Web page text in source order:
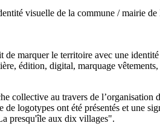
visuelle de la commune / mairie
de marquer le territoire avec une
édition, digital, marquage
collective au travers de
logotypes ont été présentés et une
presqu'île aux dix villages".